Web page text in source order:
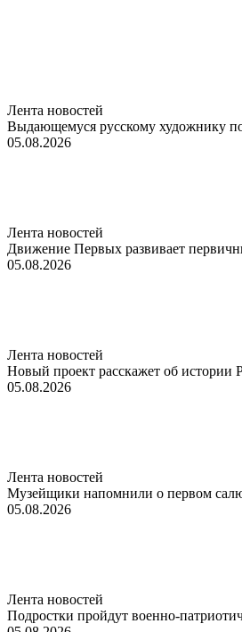
Лента новостей
Выдающемуся русскому художнику
05.08.2026
Лента новостей
Движение Первых развивает
05.08.2026
Лента новостей
Новый проект расскажет об истории
05.08.2026
Лента новостей
Музейщики напомнили о первом
05.08.2026
Лента новостей
Подростки пройдут военно-